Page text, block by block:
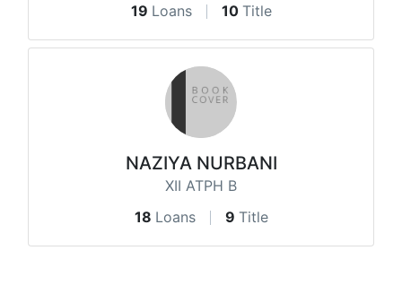
19 Loans 10 Title
NAZIYA NURBANI
XII ATPH B
18 Loans 9 Title